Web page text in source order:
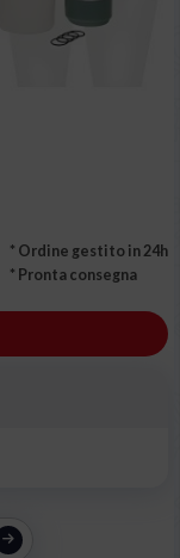
* Ordine gestito in 24h
* Pronta consegna